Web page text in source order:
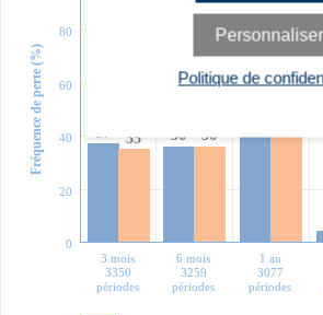
37 36
35 36
3 mois
3350
périodes
6 mois
3259
périodes
1 an
3077
périodes
0
20
40
60
80
Fréquence de perte (%)
Personnaliser
Politique de